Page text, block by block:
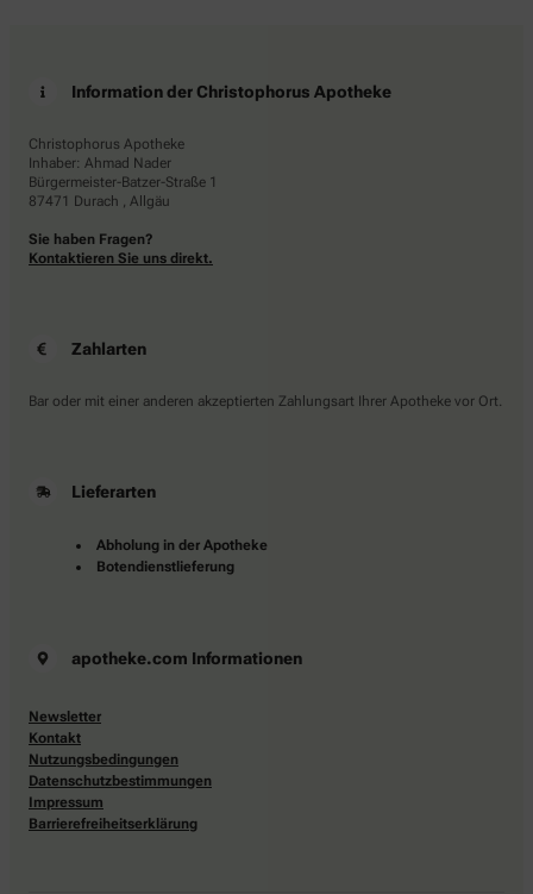
Information der Christophorus Apotheke
Christophorus Apotheke
Inhaber: Ahmad Nader
Bürgermeister-Batzer-Straße 1
87471 Durach , Allgäu
Sie haben Fragen?
Kontaktieren Sie uns direkt.
Zahlarten
Bar oder mit einer anderen akzeptierten Zahlungsart Ihrer Apotheke vor Ort.
Lieferarten
Abholung in der Apotheke
Botendienstlieferung
apotheke.com Informationen
Newsletter
Kontakt
Nutzungsbedingungen
Datenschutzbestimmungen
Impressum
Barrierefreiheitserklärung